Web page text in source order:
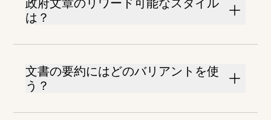
政府文章のリワード可能なスタイル
は？
文書の要約にはどのバリアントを使
う？